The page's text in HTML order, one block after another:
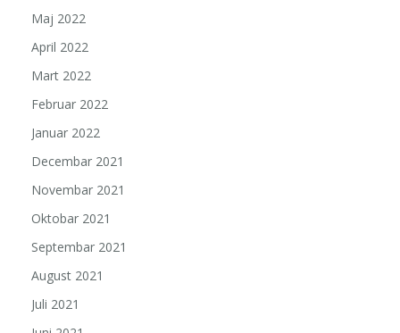
Maj 2022
April 2022
Mart 2022
Februar 2022
Januar 2022
Decembar 2021
Novembar 2021
Oktobar 2021
Septembar 2021
August 2021
Juli 2021